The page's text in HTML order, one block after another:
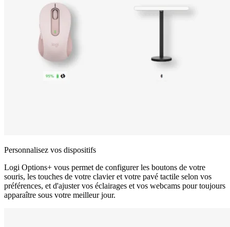
Personnalisez vos dispositifs
Logi Options+ vous permet de configurer les boutons de votre
souris, les touches de votre clavier et votre pavé tactile selon vos
préférences, et d'ajuster vos éclairages et vos webcams pour toujours
apparaître sous votre meilleur jour.